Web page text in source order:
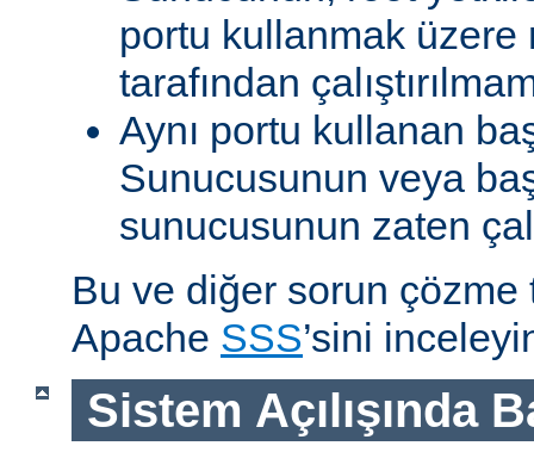
portu kullanmak üzere
tarafından
Aynı portu kullanan
Sunucusunun veya
sunucusunun zaten
Bu ve diğer sorun çözme
Apache SSS’sini
Sistem Açılışında